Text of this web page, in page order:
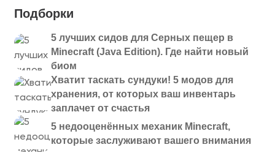
Подборки
5 лучших сидов для Серных пещер в
Minecraft (Java Edition). Где найти новый
биом
Хватит таскать сундуки! 5 модов для
хранения, от которых ваш инвентарь
заплачет от счастья
5 недооценённых механик Minecraft,
которые заслуживают вашего внимания